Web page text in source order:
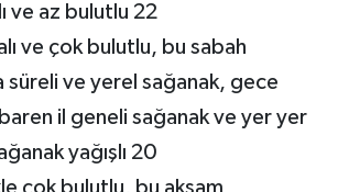
ve az bulutlu 22
ve çok bulutlu, bu sabah
süreli ve yerel sağanak, gece
il geneli sağanak ve yer yer
yağışlı 20